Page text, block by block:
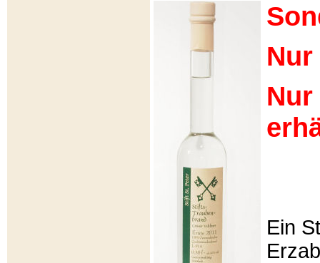
Nur
Ein